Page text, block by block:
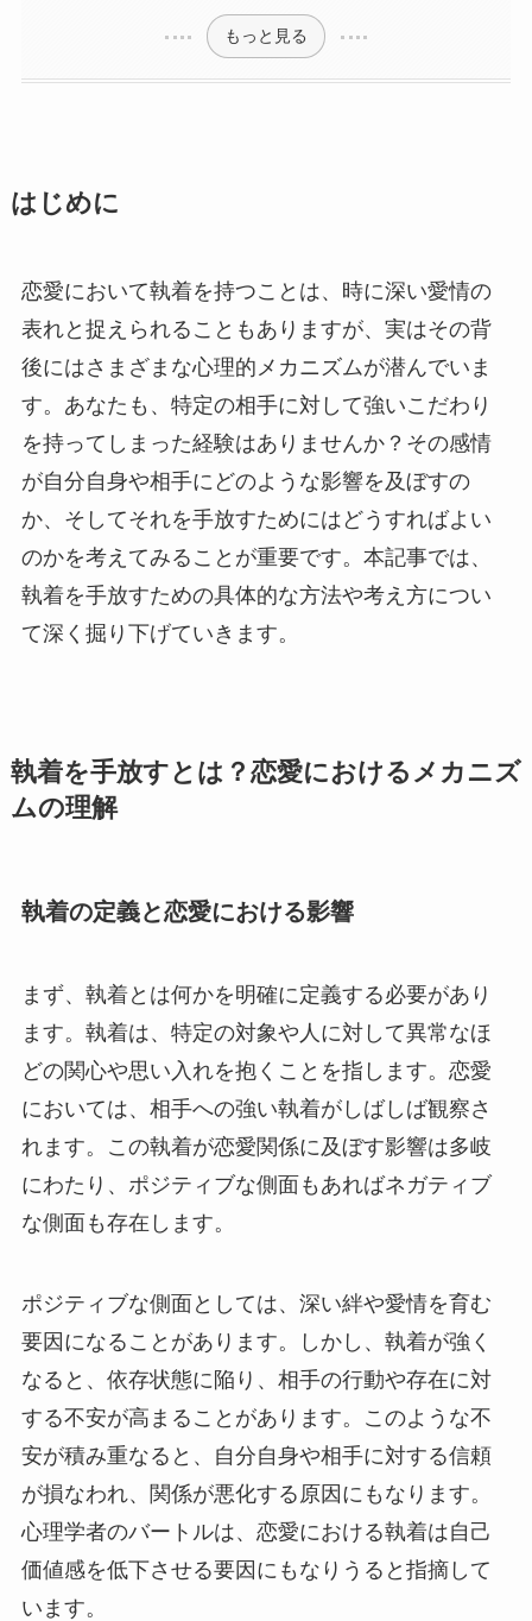
もっと見る
はじめに
恋愛において執着を持つことは、時に深い愛情の
表れと捉えられることもありますが、実はその背
後にはさまざまな心理的メカニズムが潜んでいま
す。あなたも、特定の相手に対して強いこだわり
を持ってしまった経験はありませんか？その感情
が自分自身や相手にどのような影響を及ぼすの
か、そしてそれを手放すためにはどうすればよい
のかを考えてみることが重要です。本記事では、
執着を手放すための具体的な方法や考え方につい
て深く掘り下げていきます。
執着を手放すとは？恋愛におけるメカニズ
ムの理解
執着の定義と恋愛における影響
まず、執着とは何かを明確に定義する必要があり
ます。執着は、特定の対象や人に対して異常なほ
どの関心や思い入れを抱くことを指します。恋愛
においては、相手への強い執着がしばしば観察さ
れます。この執着が恋愛関係に及ぼす影響は多岐
にわたり、ポジティブな側面もあればネガティブ
な側面も存在します。
ポジティブな側面としては、深い絆や愛情を育む
要因になることがあります。しかし、執着が強く
なると、依存状態に陥り、相手の行動や存在に対
する不安が高まることがあります。このような不
安が積み重なると、自分自身や相手に対する信頼
が損なわれ、関係が悪化する原因にもなります。
心理学者のバートルは、恋愛における執着は自己
価値感を低下させる要因にもなりうると指摘して
います。